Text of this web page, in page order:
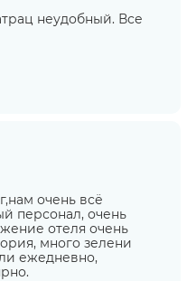
неудобный. Все
очень всё
персонал, очень
отеля очень
много зелени
ежедневно,